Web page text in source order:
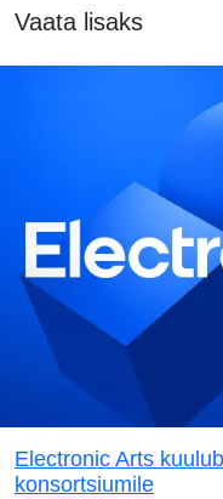
Vaata lisaks
Electronic Arts
konsortsiumile